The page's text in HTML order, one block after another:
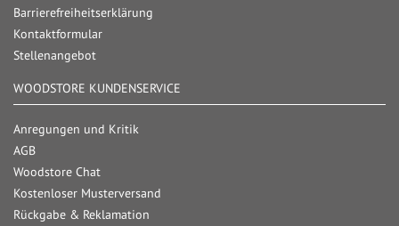
Barrierefreiheitserklärung
Kontaktformular
Stellenangebot
WOODSTORE KUNDENSERVICE
Anregungen und Kritik
AGB
Woodstore Chat
Kostenloser Musterversand
Rückgabe & Reklamation